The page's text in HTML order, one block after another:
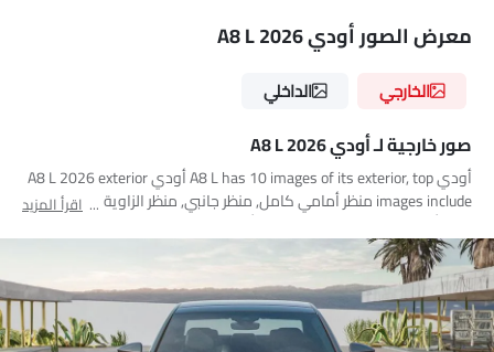
معرض الصور أودي A8 L 2026
الخارجي الداخلي
صور خارجية لـ أودي A8 L 2026
أودي A8 L has 10 images of its exterior, top أودي A8 L 2026 exterior
images include منظر أمامي كامل, منظر جانبي, منظر الزاوية الخلفية,
منظر أمامي جانبي متقاطع, مصباح أمامي, مصباح خلفي, عجلة, منظر
الشبك الأمامي, عرض متوسط خلفي, عرض بزاوية منخفضة خلفي.
اقرأ المزيد